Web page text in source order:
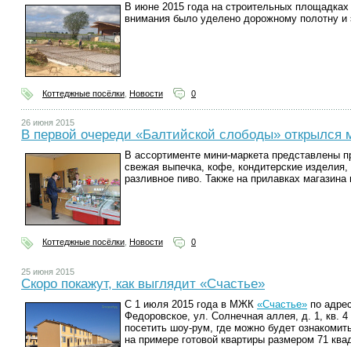
В июне 2015 года на строительных
внимания было уделено дорожному полотну и
Коттеджные посёлки Новости 0
26 июня 2015
В первой очереди «Балтийской слободы» открылся
В ассортименте мини-маркета представлены
свежая выпечка, кофе, кондитерские
разливное пиво. Также на прилавках
Коттеджные посёлки, Новости 0
25 июня 2015
Скоро покажут, как выглядит «Счастье»
С 1 июля 2015 года в МЖК «Счастье» по
Федоровское, ул. Солнечная аллея, д. 1, кв. 4
посетить шоу-рум, где можно будет
на примере готовой квартиры размером 71